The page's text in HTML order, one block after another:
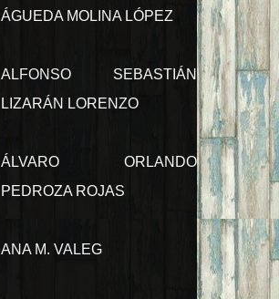
ÁGUEDA MOLINA LÓPEZ
ALFONSO SEBASTIÁN
LIZARÁN LORENZO
ÁLVARO ORLANDO
PEDROZA ROJAS
ANA M. VALEG